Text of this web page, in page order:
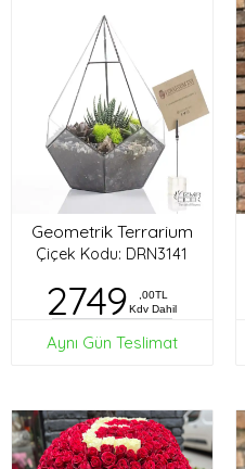
Geometrik Terrarium
Çiçek Kodu: DRN3141
2749
,00TL
Kdv Dahil
Aynı Gün Teslimat